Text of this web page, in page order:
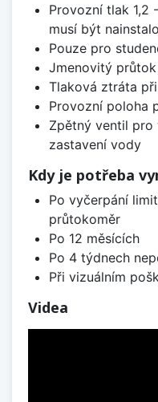
Provozní tlak 1,2
musí být
Pouze pro
Jmenovitý
Tlaková ztráta
Provozní poloha
Zpětný ventil pro
zastavení vody
Kdy je potřeba
Po vyčerpání
průtokoměr
Po 12 měsících
Po 4 týdnech
Při vizuálním
Videa